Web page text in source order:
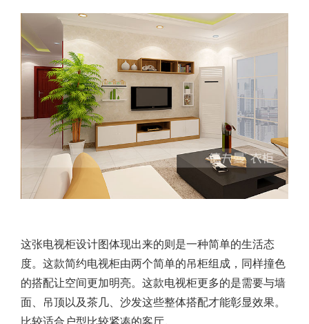
这张电视柜设计图体现出来的则是一种简单的生活态
度。这款简约电视柜由两个简单的吊柜组成，同样撞色
的搭配让空间更加明亮。这款电视柜更多的是需要与墙
面、吊顶以及茶几、沙发这些整体搭配才能彰显效果。
比较适合户型比较紧凑的客厅。